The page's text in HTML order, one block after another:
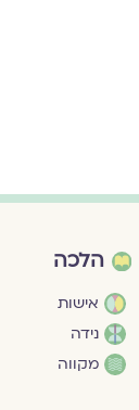
הלכה
אישות
נידה
מקווה